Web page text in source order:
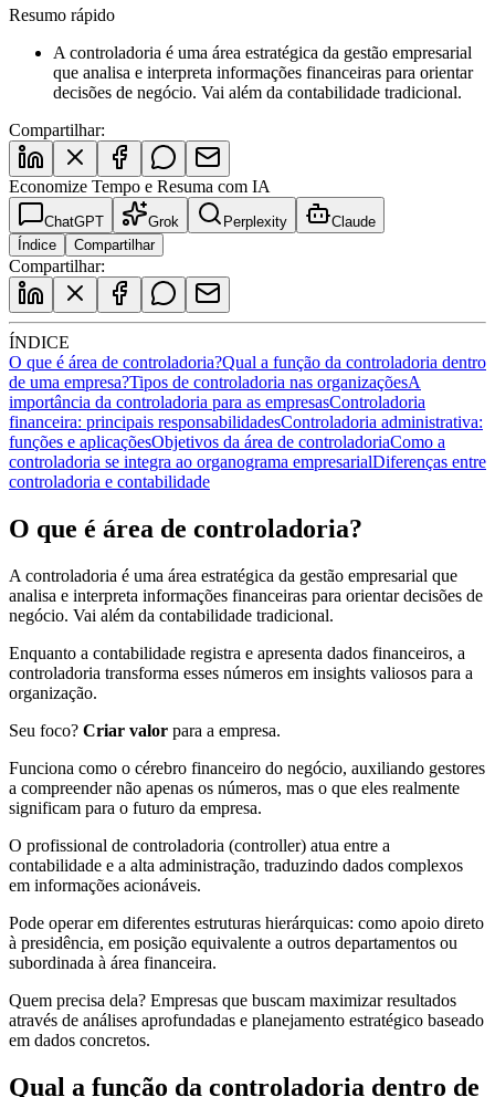
Resumo rápido
A controladoria é uma área estratégica da gestão empresarial
que analisa e interpreta informações financeiras para orientar
decisões de negócio. Vai além da contabilidade tradicional.
Compartilhar:
Economize Tempo e Resuma com IA
ChatGPT Grok Perplexity
Claude
Índice
Compartilhar
Compartilhar:
ÍNDICE
O que é área de controladoria?Qual a função da controladoria dentro
de uma empresa?Tipos de controladoria nas organizaçõesA
importância da controladoria para as empresasControladoria
financeira: principais responsabilidadesControladoria administrativa:
funções e aplicaçõesObjetivos da área de controladoriaComo a
controladoria se integra ao organograma empresarialDiferenças entre
controladoria e contabilidade
O que é área de controladoria?
A controladoria é uma área estratégica da gestão empresarial que
analisa e interpreta informações financeiras para orientar decisões de
negócio. Vai além da contabilidade tradicional.
Enquanto a contabilidade registra e apresenta dados financeiros, a
controladoria transforma esses números em insights valiosos para a
organização.
Seu foco? Criar valor para a empresa.
Funciona como o cérebro financeiro do negócio, auxiliando gestores
a compreender não apenas os números, mas o que eles realmente
significam para o futuro da empresa.
O profissional de controladoria (controller) atua entre a
contabilidade e a alta administração, traduzindo dados complexos
em informações acionáveis.
Pode operar em diferentes estruturas hierárquicas: como apoio direto
à presidência, em posição equivalente a outros departamentos ou
subordinada à área financeira.
Quem precisa dela? Empresas que buscam maximizar resultados
através de análises aprofundadas e planejamento estratégico baseado
em dados concretos.
Qual a função da controladoria dentro de